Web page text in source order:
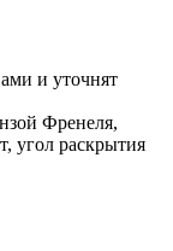
и уточнят
Френеля,
угол раскрытия